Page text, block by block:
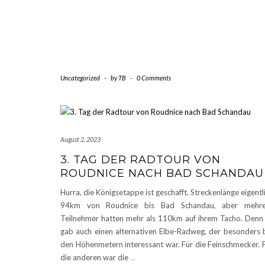
Uncategorized - byTB - 0 Comments
August 2, 2023
3. TAG DER RADTOUR VON
ROUDNICE NACH BAD SCHANDAU
Hurra, die Königsetappe ist geschafft. Streckenlänge
94km von Roudnice bis Bad Schandau, aber
Teilnehmer hatten mehr als 110km auf ihrem Tacho. Denn
gab auch einen alternativen Elbe-Radweg, der besonders
den Höhenmetern interessant war. Für die Feinschmecker.
die anderen war die…